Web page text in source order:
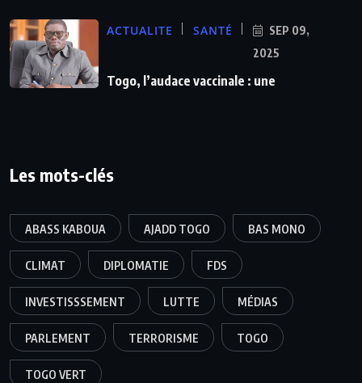
ACTUALITE SANTÉ
SEP 09,
2025
Togo, l’audace vaccinale : une
Les mots-clés
ABASS KABOUA AJADD TOGO BAS MONO
CLIMAT DIPLOMATIE FDS
INVESTISSSEMENT LUTTE MÉDIAS
PARLEMENT TERRORISME TOGO
TOGO VERT